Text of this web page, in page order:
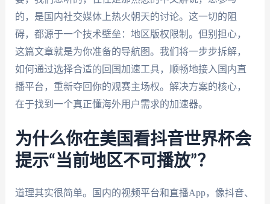
的，是国内社交媒体上热火朝天的讨论。这一切的阻
碍，都源于一个技术壁垒：地区版权限制。但别担心，
这篇文章就是为你准备的导航图。我们将一步步拆解，
如何通过选择合适的回国加速工具，顺畅地接入国内直
播平台，重新夺回你的观赛主场权。解决方案的核心，
在于找到一个真正懂海外用户需求的加速器。
为什么你在美国看抖音世界杯会
提示“当前地区不可播放”？
道理其实很简单。国内的视频平台和直播App，像抖音、